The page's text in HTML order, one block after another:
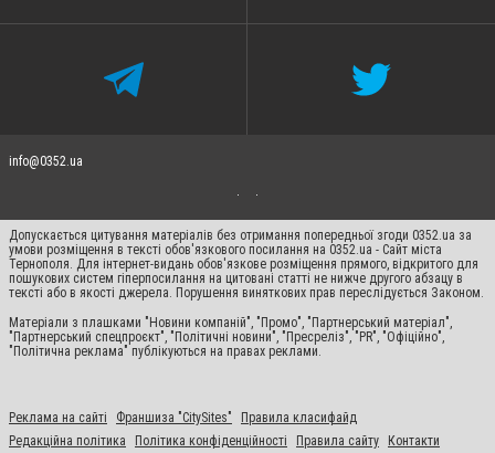
info@0352.ua
Допускається цитування матеріалів без отримання попередньої згоди 0352.ua за
умови розміщення в тексті обов'язкового посилання на 0352.ua - Сайт міста
Тернополя. Для інтернет-видань обов'язкове розміщення прямого, відкритого для
пошукових систем гіперпосилання на цитовані статті не нижче другого абзацу в
тексті або в якості джерела. Порушення виняткових прав переслідується Законом.
Матеріали з плашками "Новини компаній", "Промо", "Партнерський матеріал",
"Партнерський спецпроєкт", "Політичні новини", "Пресреліз", "PR", "Офіційно",
"Політична реклама" публікуються на правах реклами.
Реклама на сайті Франшиза "CitySites"
Правила класифайд
Редакційна політика
Політика конфіденційності Правила сайту
Контакти